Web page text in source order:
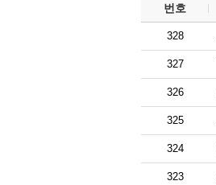
번호
328
327
326
325
324
323